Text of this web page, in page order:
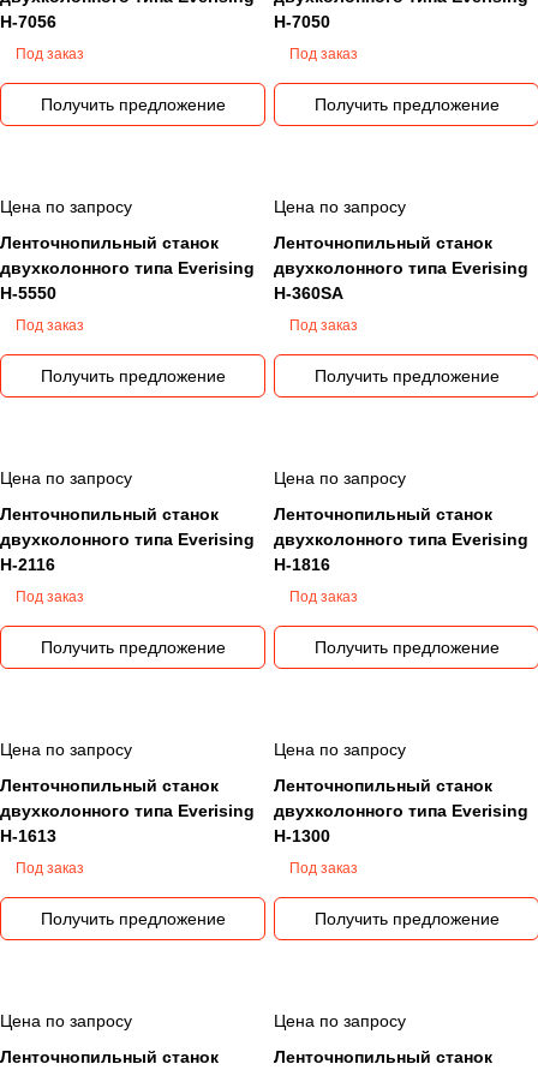
IMTEX.Компания Everising - это:Высокое качество
согласно ISO 9001, а станки сертифицированы как в
соответствии с нормами CE, так в соответствии со
всеми американскими стандартами. Компания
пиления..Постоянно растущий опыт разработки и
производства оборудования - как результат 20-ти
летнего технического сотрудничества с
европейскими и американскими компаниями и
использования самых последних технологий. На
сегодняшний момент компания является одним из
самых больших производителем и экспортером
позволяющее сделать выбор, полностью
максимальным диаметром от 0,1 до 1,3 метра и
типов ленточнопильных и дисковых
металлорежущих станков.Высокая эффективность
решений.Компания EVERISING (Китай) основана в
1982 году и специализируется на разработке и
производстве автоматических и полуавтоматических
ленточнопильных станков по металлу маятникового,
колонного и вертикального типа, а также
автоматических станков с дисковыми пилами.
H-7056
Под заказ
Получить предложение
H-7050
Под заказ
Получить предложение
Цена по запросу
Ленточнопильный станок
двухколонного типа Everising
H-5550
Под заказ
Получить предложение
Цена по запросу
Ленточнопильный станок
двухколонного типа Everising
H-360SA
Под заказ
Получить предложение
Цена по запросу
Ленточнопильный станок
двухколонного типа Everising
H-2116
Под заказ
Получить предложение
Цена по запросу
Ленточнопильный станок
двухколонного типа Everising
H-1816
Под заказ
Получить предложение
Цена по запросу
Ленточнопильный станок
двухколонного типа Everising
H-1613
Под заказ
Получить предложение
Цена по запросу
Ленточнопильный станок
двухколонного типа Everising
H-1300
Под заказ
Получить предложение
Цена по запросу
Ленточнопильный станок
Цена по запросу
Ленточнопильный станок